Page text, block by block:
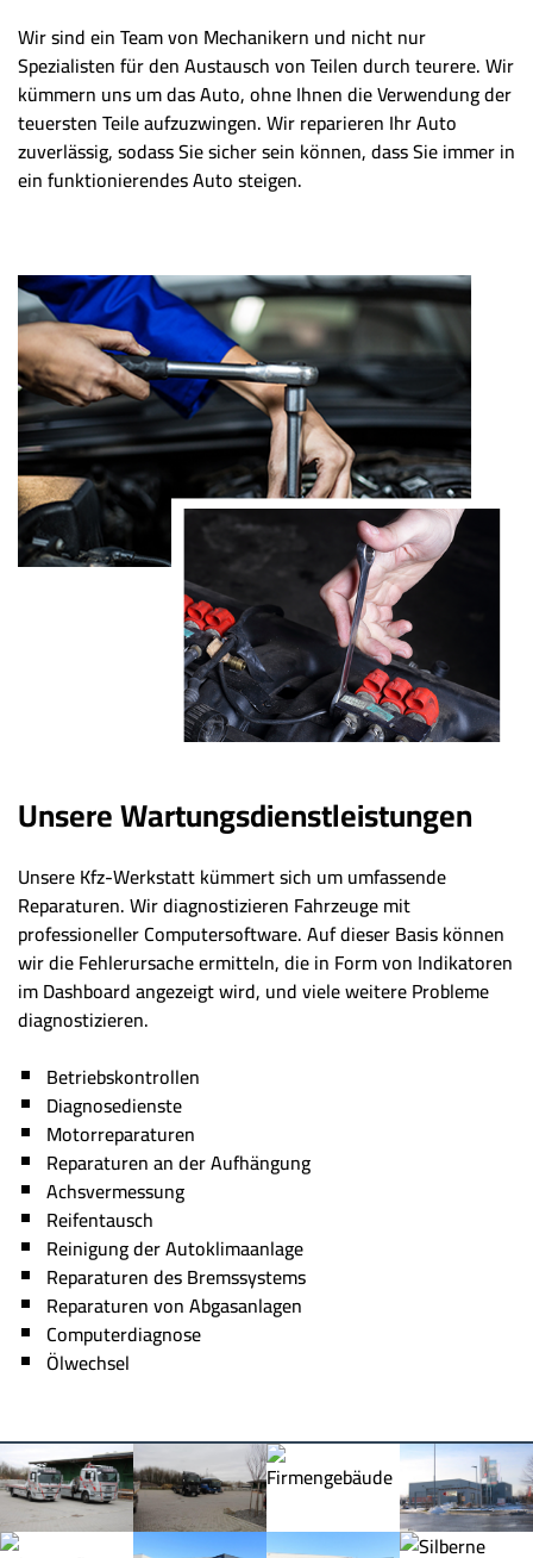
Wir sind ein Team von Mechanikern und nicht nur
Spezialisten für den Austausch von Teilen durch teurere. Wir
kümmern uns um das Auto, ohne Ihnen die Verwendung der
teuersten Teile aufzuzwingen. Wir reparieren Ihr Auto
zuverlässig, sodass Sie sicher sein können, dass Sie immer in
ein funktionierendes Auto steigen.
Unsere Wartungsdienstleistungen
Unsere Kfz-Werkstatt kümmert sich um umfassende
Reparaturen. Wir diagnostizieren Fahrzeuge mit
professioneller Computersoftware. Auf dieser Basis können
wir die Fehlerursache ermitteln, die in Form von Indikatoren
im Dashboard angezeigt wird, und viele weitere Probleme
diagnostizieren.
Betriebskontrollen
Diagnosedienste
Motorreparaturen
Reparaturen an der Aufhängung
Achsvermessung
Reifentausch
Reinigung der Autoklimaanlage
Reparaturen des Bremssystems
Reparaturen von Abgasanlagen
Computerdiagnose
Ölwechsel